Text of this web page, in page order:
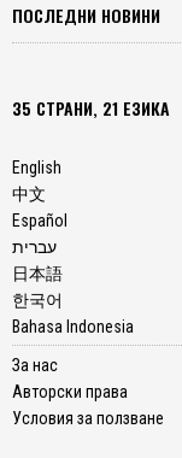
ПОСЛЕДНИ НОВИНИ
35 СТРАНИ, 21 ЕЗИКА
English
中文
Español
עברית
日本語
한국어
Bahasa Indonesia
За нас
Авторски права
Условия за ползване